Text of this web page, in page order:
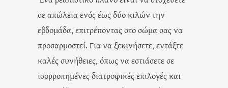
σε απώλεια ενός έως δύο κιλών την
εβδομάδα, επιτρέποντας στο σώμα σας να
προσαρμοστεί. Για να ξεκινήσετε, εντάξτε
καλές συνήθειες, όπως να εστιάσετε σε
ισορροπημένες διατροφικές επιλογές και